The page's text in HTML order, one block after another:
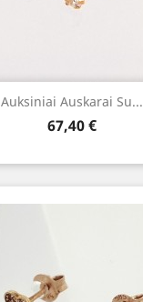
Auksiniai Auskarai Su...
Kaina
67,40 €